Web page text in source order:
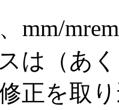
mm/
は（あ
正を取